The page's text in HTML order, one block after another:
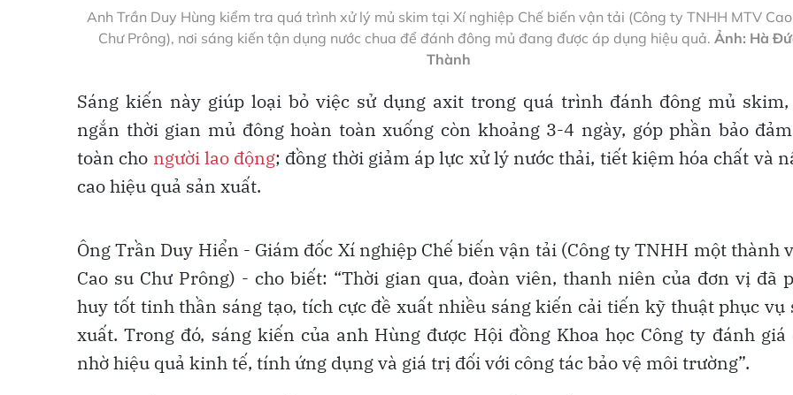
Anh Trần Duy Hùng kiểm tra quá trình xử lý mủ skim tại Xí nghiệp Chế biến vận tải (Công ty TNHH MTV
Chư Prông), nơi sáng kiến tận dụng nước chua để đánh đông mủ đang được áp dụng hiệu quả. Ảnh: Hà
Thành
Sáng kiến này giúp loại bỏ việc sử dụng axit trong quá trình đánh đông mủ
ngắn thời gian mủ đông hoàn toàn xuống còn khoảng 3-4 ngày, góp phần bảo
toàn cho người lao động; đồng thời giảm áp lực xử lý nước thải, tiết kiệm hóa chất và
cao hiệu quả sản xuất.
Ông Trần Duy Hiển - Giám đốc Xí nghiệp Chế biến vận tải (Công ty TNHH một thành
Cao su Chư Prông) - cho biết: “Thời gian qua, đoàn viên, thanh niên của đơn vị đã
huy tốt tinh thần sáng tạo, tích cực đề xuất nhiều sáng kiến cải tiến kỹ thuật phục vụ
xuất. Trong đó, sáng kiến của anh Hùng được Hội đồng Khoa học Công ty đánh giá
nhờ hiệu quả kinh tế, tính ứng dụng và giá trị đối với công tác bảo vệ môi trường”.